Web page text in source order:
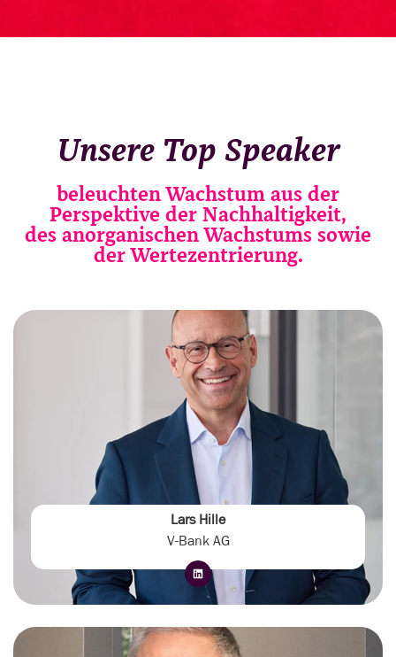
Unsere Top Speaker
beleuchten Wachstum aus der
Perspektive der Nachhaltigkeit,
des anorganischen Wachstums sowie
der Wertezentrierung.
Lars Hille
V-Bank AG